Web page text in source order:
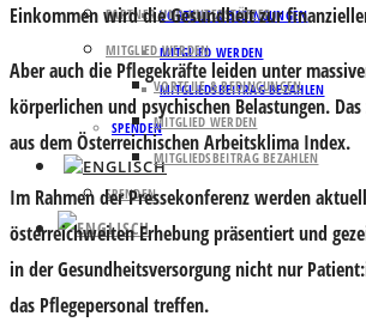
VORTEILE & BEDINGUNGEN
MITGLIED WERDEN
MITGLIEDSBEITRAG BEZAHLEN
SPENDEN
PARTNER UND UNTERSTÜTZER
MITGLIED WERDEN
VORTEILE & BEDINGUNGEN
MITGLIED WERDEN
MITGLIEDSBEITRAG BEZAHLEN
SPENDEN
Einkommen wird die Gesundheit zur
Aber auch die Pflegekräfte leiden unter
körperlichen und psychischen Belastungen.
aus dem Österreichischen Arbeitsklima Index.
Im Rahmen der Pressekonferenz werden
österreichweiten Erhebung präsentiert und
in der Gesundheitsversorgung nicht nur
das Pflegepersonal treffen.